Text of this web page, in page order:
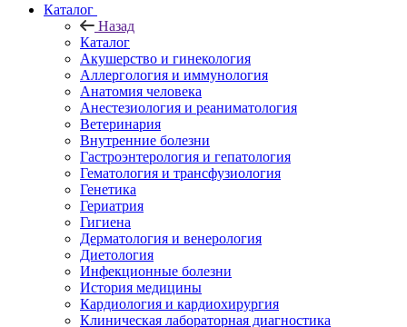
Каталог
Назад
Каталог
Акушерство и гинекология
Аллергология и иммунология
Анатомия человека
Анестезиология и реаниматология
Ветеринария
Внутренние болезни
Гастроэнтерология и гепатология
Гематология и трансфузиология
Генетика
Гериатрия
Гигиена
Дерматология и венерология
Диетология
Инфекционные болезни
История медицины
Кардиология и кардиохирургия
Клиническая лабораторная диагностика